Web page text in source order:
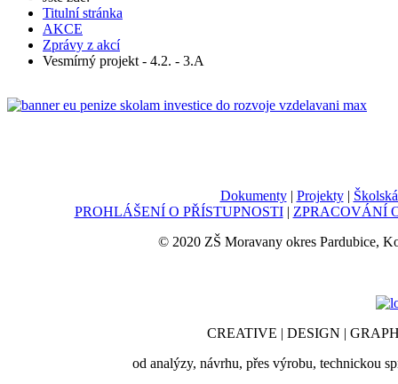
Titulní stránka
AKCE
Zprávy z akcí
Vesmírný projekt - 4.2. - 3.A
Dokumenty| Projekty|
PROHLÁŠENÍ O PŘÍSTUPNOSTI| ZPRACOVÁNÍ
© 2020 ZŠ Moravany okres Pardubice,
CREATIVE | DESIGN |
od analýzy, návrhu, přes výrobu, technickou